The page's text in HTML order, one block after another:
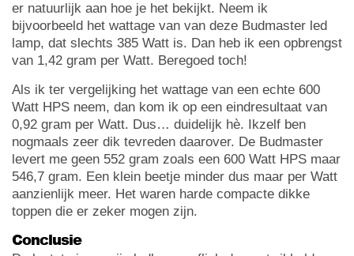
er natuurlijk aan hoe je het bekijkt. Neem ik
bijvoorbeeld het wattage van van deze Budmaster led
lamp, dat slechts 385 Watt is. Dan heb ik een opbrengst
van 1,42 gram per Watt. Beregoed toch!
Als ik ter vergelijking het wattage van een echte 600
Watt HPS neem, dan kom ik op een eindresultaat van
0,92 gram per Watt. Dus… duidelijk hè. Ikzelf ben
nogmaals zeer dik tevreden daarover. De Budmaster
levert me geen 552 gram zoals een 600 Watt HPS maar
546,7 gram. Een klein beetje minder dus maar per Watt
aanzienlijk meer. Het waren harde compacte dikke
toppen die er zeker mogen zijn.
Conclusie